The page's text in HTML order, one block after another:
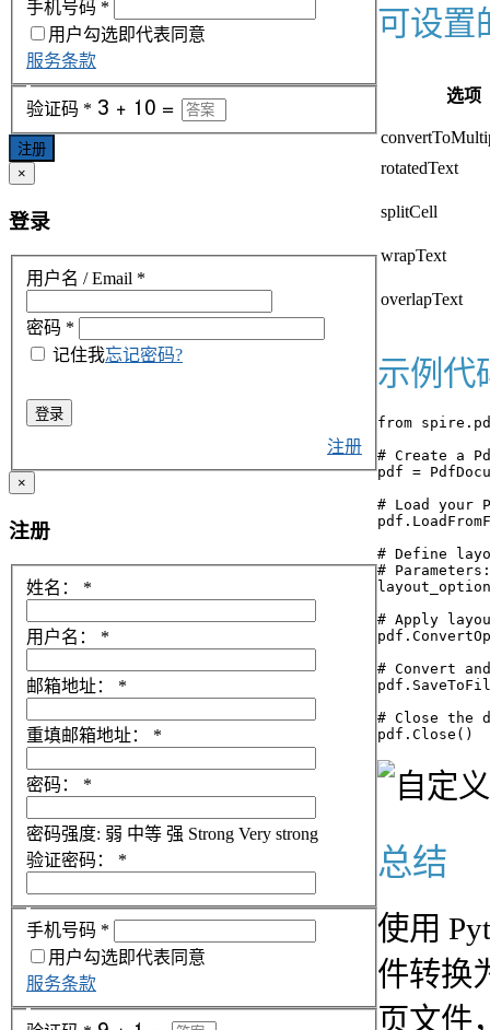
可设置
选项
rotatedText
splitCell
wrapText
overlapText
示例代
from
# Create a
pdf =
# Load your
# Define
#
# Apply
# Convert
# Close the
总结
使用
件转换
页文件
手机号码 *
用户勾选即代表同意
服务条款
验证码 *
注册
×
登录
用户名 / Email *
密码 *
记住我忘记密码?
登录
注册
×
注册
姓名： *
用户名： *
邮箱地址： *
重填邮箱地址： *
密码： *
密码强度: 弱 中等 强 Strong Very strong
验证密码：
*
手机号码 *
用户勾选即代表同意
服务条款